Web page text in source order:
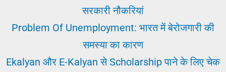
सरकारी नौकरियां
Problem Of Unemployment: भारत में बेरोजगारी की
समस्या का कारण
Ekalyan और E-Kalyan से Scholarship पाने के लिए चेक